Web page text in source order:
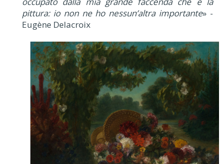
pittura: io non ne ho nessun’altra importante» -
Eugène Delacroix